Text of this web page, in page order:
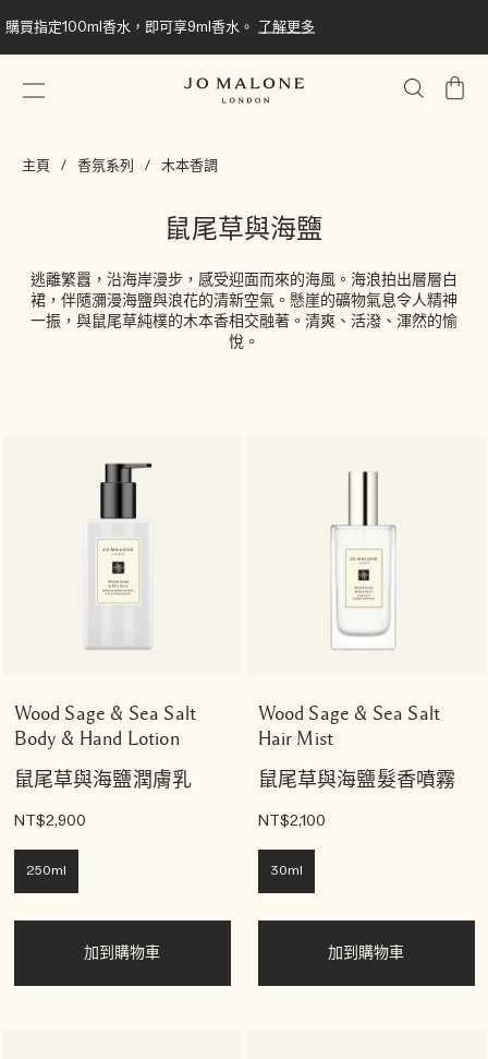
購買指定100ml香水，即可享9ml香水。 了解更多
我
主頁 香氛系列 木本香調
鼠尾草與海鹽
逃離繁囂，沿海岸漫步，感受迎面而來的海風。海浪拍出層層白
裙，伴隨瀰漫海鹽與浪花的清新空氣。懸崖的礦物氣息令人精神
一振，與鼠尾草純樸的木本香相交融著。清爽、活潑、渾然的愉
悅。
Wood Sage & Sea Salt
Body & Hand Lotion
鼠尾草與海鹽潤膚乳
NT$2,900
250ml
加到購物車
Wood Sage & Sea Salt
Hair Mist
鼠尾草與海鹽髮香噴霧
NT$2,100
30ml
加到購物車